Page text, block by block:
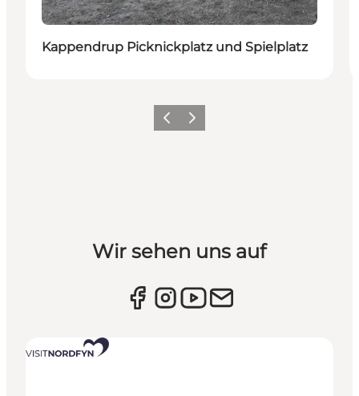
Kappendrup Picknickplatz und Spielplatz
Vorherige Folie
Nächste Folie
Wir sehen uns auf